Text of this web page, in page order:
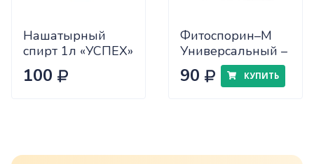
Нашатырный
спирт 1л «УСПЕХ»
х12/14
100
Фитоспорин–М
Универсальный –
30 г
90 КУПИТЬ